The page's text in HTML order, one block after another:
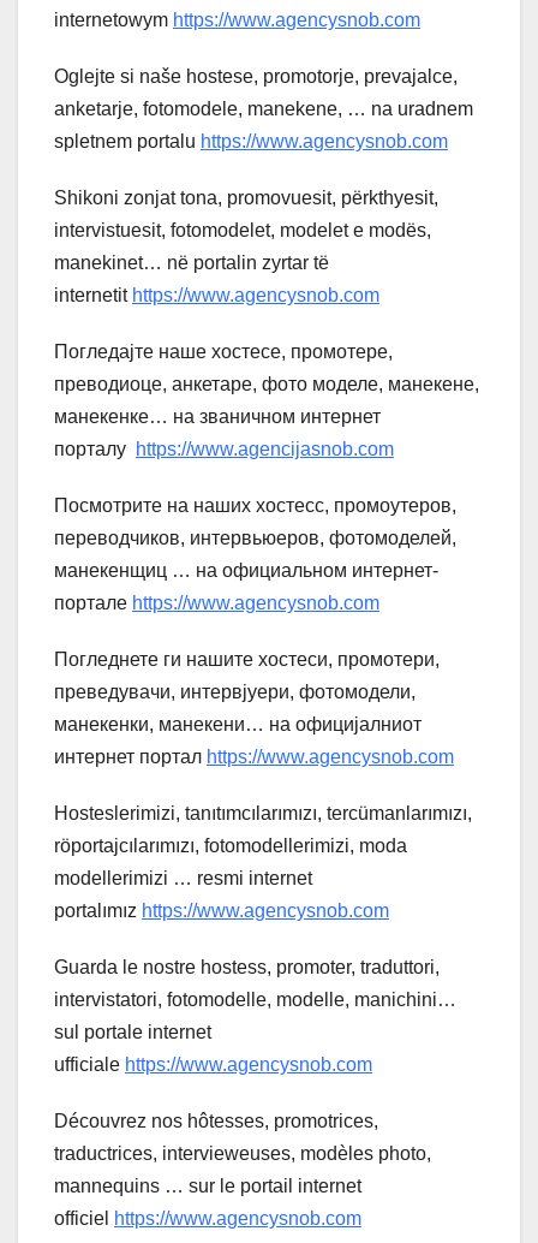
internetowym https://www.agencysnob.com
Oglejte si naše hostese, promotorje, prevajalce,
anketarje, fotomodele, manekene, … na uradnem
spletnem portalu https://www.agencysnob.com
Shikoni zonjat tona, promovuesit, përkthyesit,
intervistuesit, fotomodelet, modelet e modës,
manekinet… në portalin zyrtar të
internetit https://www.agencysnob.com
Погледајте наше хостесе, промотере,
преводиоце, анкетаре, фото моделе, манекене,
манекенке… на званичном интернет
порталу https://www.agencijasnob.com
Посмотрите на наших хостесс, промоутеров,
переводчиков, интервьюеров, фотомоделей,
манекенщиц … на официальном интернет-
портале https://www.agencysnob.com
Погледнете ги нашите хостеси, промотери,
преведувачи, интервјуери, фотомодели,
манекенки, манекени… на официјалниот
интернет портал https://www.agencysnob.com
Hosteslerimizi, tanıtımcılarımızı, tercümanlarımızı,
röportajcılarımızı, fotomodellerimizi, moda
modellerimizi … resmi internet
portalımız https://www.agencysnob.com
Guarda le nostre hostess, promoter, traduttori,
intervistatori, fotomodelle, modelle, manichini…
sul portale internet
ufficiale https://www.agencysnob.com
Découvrez nos hôtesses, promotrices,
traductrices, intervieweuses, modèles photo,
mannequins … sur le portail internet
officiel https://www.agencysnob.com